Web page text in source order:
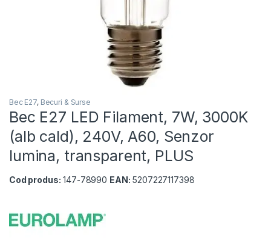
Bec E27, Becuri & Surse
Bec E27 LED Filament, 7W, 3000K
(alb cald), 240V, A60, Senzor
lumina, transparent, PLUS
Cod produs: 147-78990 EAN: 5207227117398